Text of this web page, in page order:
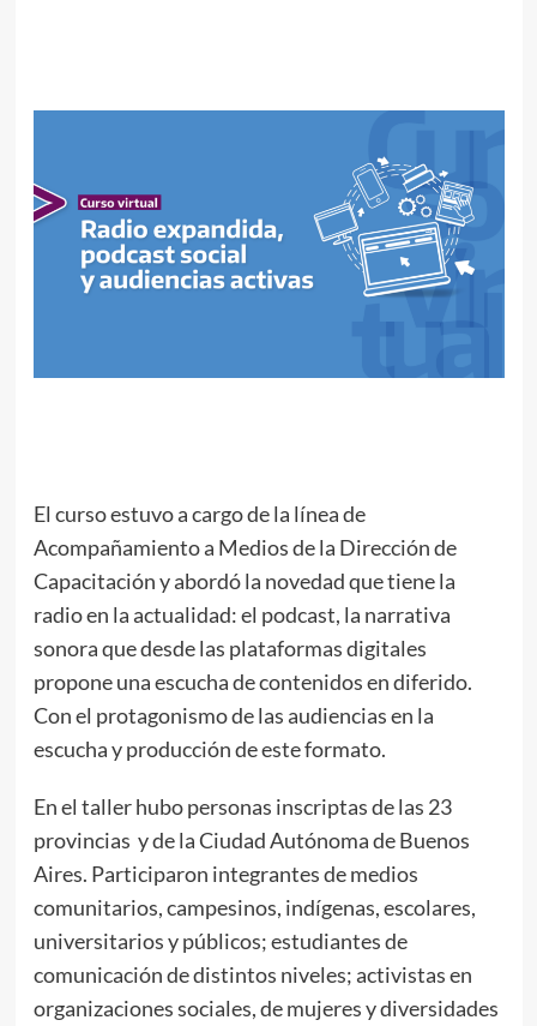
El curso estuvo a cargo de la línea de
Acompañamiento a Medios de la Dirección de
Capacitación y abordó la novedad que tiene la
radio en la actualidad: el podcast, la narrativa
sonora que desde las plataformas digitales
propone una escucha de contenidos en diferido.
Con el protagonismo de las audiencias en la
escucha y producción de este formato.
En el taller hubo personas inscriptas de las 23
provincias y de la Ciudad Autónoma de Buenos
Aires. Participaron integrantes de medios
comunitarios, campesinos, indígenas, escolares,
universitarios y públicos; estudiantes de
comunicación de distintos niveles; activistas en
organizaciones sociales, de mujeres y diversidades